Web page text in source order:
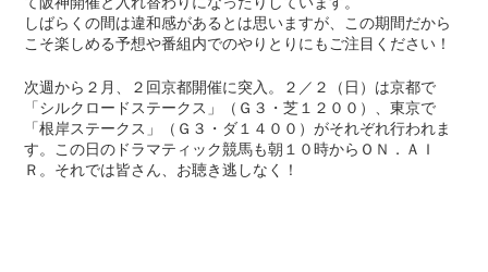
しばらくの間は違和感があるとは思いますが、この期間だから
こそ楽しめる予想や番組内でのやりとりにもご注目ください！
次週から２月、２回京都開催に突入。２／２（日）は京都で
「シルクロードステークス」（Ｇ３・芝１２００）、東京で
「根岸ステークス」（Ｇ３・ダ１４００）がそれぞれ行われま
す。この日のドラマティック競馬も朝１０時からＯＮ．ＡＩ
Ｒ。それでは皆さん、お聴き逃しなく！